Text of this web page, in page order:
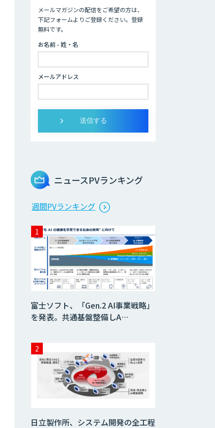
Datatang 高品質
メールマガジンの配信をご希望の方は、
下記フォームよりご登録ください。登録
無料です。
お名前 - 姓・名
メールアドレス
ニュースPVランキング
週間PVランキング
富士ソフト、「Gen.2 AI事業戦略」
を発表。共通基盤整備しA…
日立製作所、システム開発の全工程